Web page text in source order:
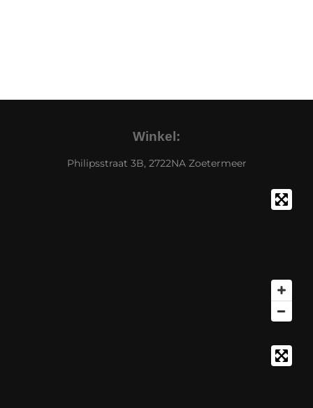
Winkel:
Philipsstraat 3B, 2722NA Zoetermeer